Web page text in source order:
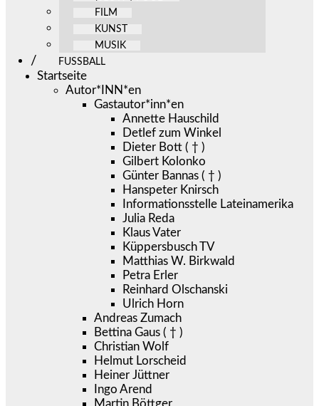
FILM
KUNST
MUSIK
FUSSBALL
Startseite
Autor*INN*en
Gastautor*inn*en
Annette Hauschild
Detlef zum Winkel
Dieter Bott ( † )
Gilbert Kolonko
Günter Bannas ( † )
Hanspeter Knirsch
Informationsstelle Lateinamerika
Julia Reda
Klaus Vater
Küppersbusch TV
Matthias W. Birkwald
Petra Erler
Reinhard Olschanski
Ulrich Horn
Andreas Zumach
Bettina Gaus ( † )
Christian Wolf
Helmut Lorscheid
Heiner Jüttner
Ingo Arend
Martin Böttger